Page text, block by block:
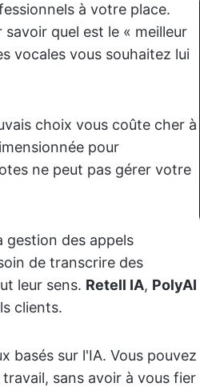
à votre place.
quel est le « meilleur
vocales vous souhaitez lui
choix vous coûte cher à
pour
ne peut pas gérer votre
gestion des appels
de transcrire des
leur sens. Retell IA, PolyAI
clients.
basés sur l'IA. Vous pouvez
sans avoir à vous fier